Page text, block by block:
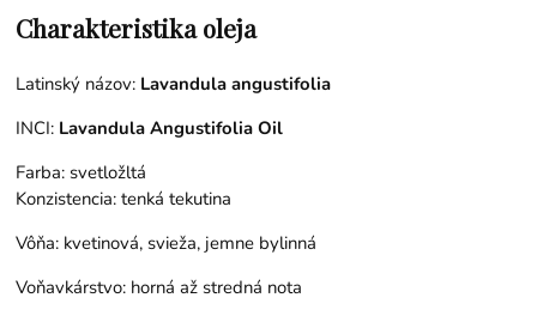
Charakteristika oleja
Latinský názov: Lavandula angustifolia
INCI: Lavandula Angustifolia Oil
Farba: svetložltá
Konzistencia: tenká tekutina
Vôňa: kvetinová, svieža, jemne bylinná
Voňavkárstvo: horná až stredná nota